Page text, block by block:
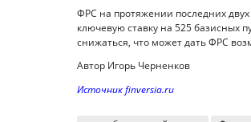
ФРС на протяжении последних
ключевую ставку на 525 базисных
снижаться, что может дать ФРС
Автор Игорь Черненков
Источник finversia.ru